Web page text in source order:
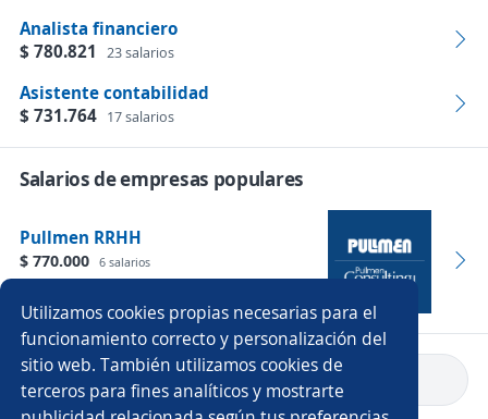
Utilizamos cookies propias necesarias para el
funcionamiento correcto y personalización del
sitio web. También utilizamos cookies de
terceros para fines analíticos y mostrarte
Analista financiero
$ 780.821
23 salarios
Asistente contabilidad
$ 731.764 17 salarios
Salarios de empresas populares
Pullmen RRHH
$ 770.000 6 salarios
Volver a inicio